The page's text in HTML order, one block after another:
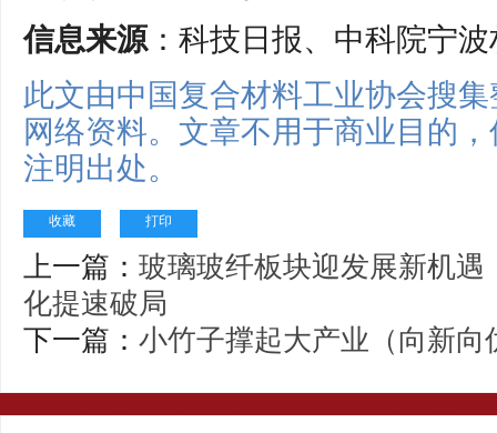
信息来源：科技日报、中科院宁
此文由中国复合材料工业协会搜
网络资料。文章不用于商业目的
注明出处。
收藏 打印
上一篇： 玻璃玻纤板块迎发展新机
化提速破局
下一篇： 小竹子撑起大产业（向新向